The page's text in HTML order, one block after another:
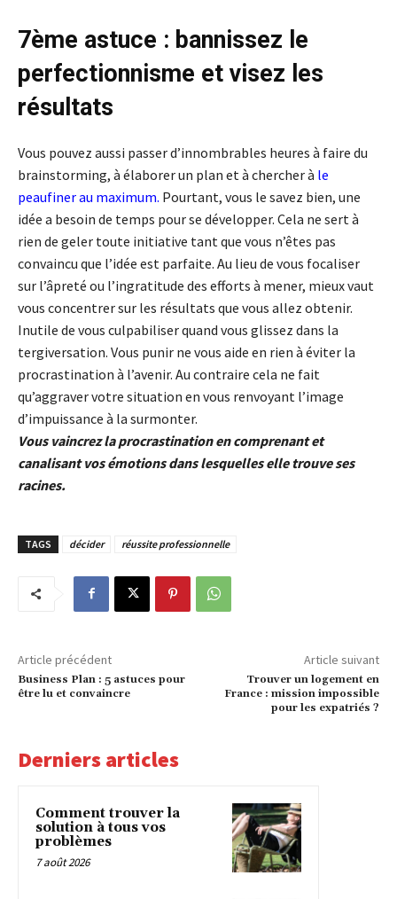
7ème astuce : bannissez le
perfectionnisme et visez les
résultats
Vous pouvez aussi passer d’innombrables heures à faire du
brainstorming, à élaborer un plan et à chercher à le
peaufiner au maximum. Pourtant, vous le savez bien, une
idée a besoin de temps pour se développer. Cela ne sert à
rien de geler toute initiative tant que vous n’êtes pas
convaincu que l’idée est parfaite. Au lieu de vous focaliser
sur l’âpreté ou l’ingratitude des efforts à mener, mieux vaut
vous concentrer sur les résultats que vous allez obtenir.
Inutile de vous culpabiliser quand vous glissez dans la
tergiversation. Vous punir ne vous aide en rien à éviter la
procrastination à l’avenir. Au contraire cela ne fait
qu’aggraver votre situation en vous renvoyant l’image
d’impuissance à la surmonter.
Vous vaincrez la procrastination en comprenant et
canalisant vos émotions dans lesquelles elle trouve ses
racines.
TAGS décider réussite professionnelle
Article précédent
Business Plan : 5 astuces pour
être lu et convaincre
Article suivant
Trouver un logement en
France : mission impossible
pour les expatriés ?
Derniers articles
Comment trouver la
solution à tous vos
problèmes
7 août 2026